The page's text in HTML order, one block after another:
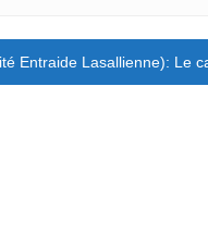
Entraide Lasallienne): Le